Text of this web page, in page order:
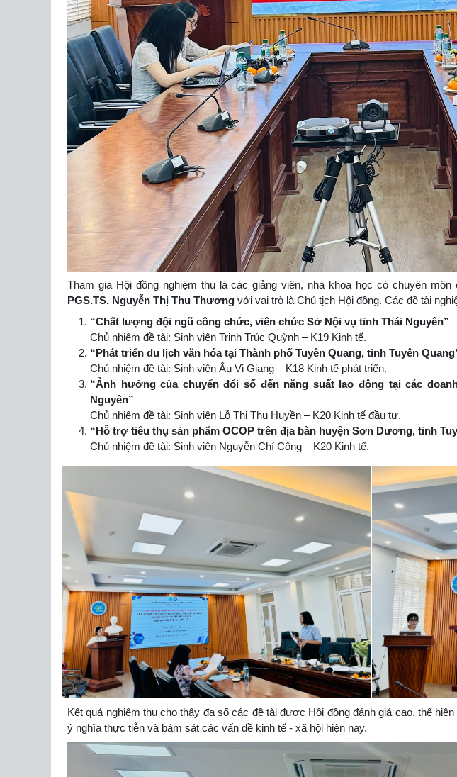
Tham gia Hội đồng nghiệm thu là các giảng viên, nhà khoa học có chuyên
PGS.TS. Nguyễn Thị Thu Thương với vai trò là Chủ tịch Hội đồng. Các đề tài
“Chất lượng đội ngũ công chức, viên chức Sở Nội vụ tỉnh Thái Nguyên”
Chủ nhiệm đề tài: Sinh viên Trịnh Trúc Quỳnh – K19 Kinh tế.
“Phát triển du lịch văn hóa tại Thành phố Tuyên Quang, tỉnh Tuyên
Chủ nhiệm đề tài: Sinh viên Âu Vi Giang – K18 Kinh tế phát triển.
“Ảnh hưởng của chuyển đổi số đến năng suất lao động tại các
Nguyên”
Chủ nhiệm đề tài: Sinh viên Lỗ Thị Thu Huyền – K20 Kinh tế đầu tư.
“Hỗ trợ tiêu thụ sản phẩm OCOP trên địa bàn huyện Sơn Dương, tỉnh
Chủ nhiệm đề tài: Sinh viên Nguyễn Chí Công – K20 Kinh tế.
Kết quả nghiệm thu cho thấy đa số các đề tài được Hội đồng đánh giá cao, thể
ý nghĩa thực tiễn và bám sát các vấn đề kinh tế - xã hội hiện nay.